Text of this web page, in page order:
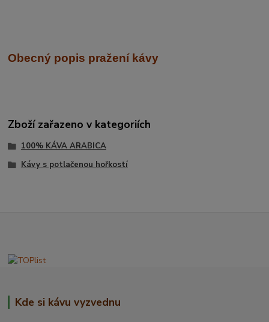
Obecný popis pražení kávy
Zboží zařazeno v kategoriích
100% KÁVA ARABICA
Kávy s potlačenou hořkostí
Kde si kávu vyzvednu